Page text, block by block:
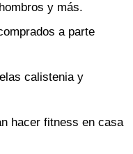
y más.
a parte
calistenia y
hacer fitness en casa